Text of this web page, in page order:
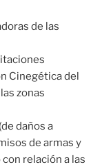
de las
Cinegética del
zonas
daños a
de armas y
relación a las